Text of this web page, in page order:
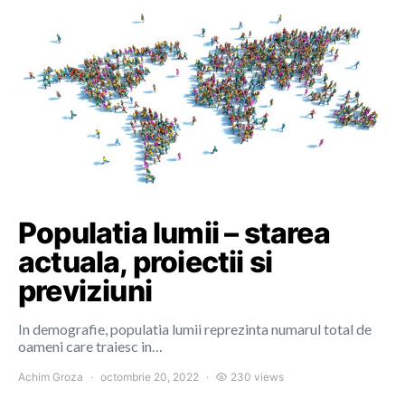
Populatia lumii – starea
actuala, proiectii si
previziuni
In demografie, populatia lumii reprezinta numarul total de
oameni care traiesc in…
Achim Groza octombrie 20, 2022 230 views